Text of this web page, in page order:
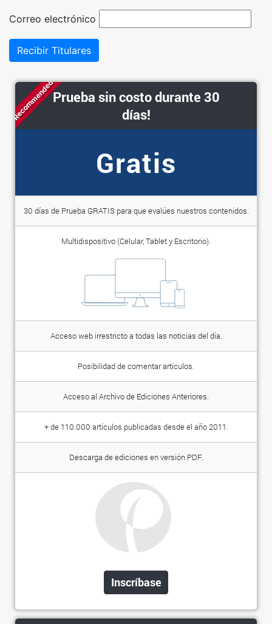
Correo electrónico
Recibir Titulares
RecommendedPrueba sin costo durante 30
días!
Gratis
30 días de Prueba GRATIS para que evalúes nuestros contenidos.
Multidispositivo (Celular, Tablet y Escritorio).
Acceso web irrestricto a todas las noticias del día.
Posibilidad de comentar artículos.
Acceso al Archivo de Ediciones Anteriores.
+ de 110.000 artículos publicadas desde el año 2011.
Descarga de ediciones en versión PDF.
Inscríbase